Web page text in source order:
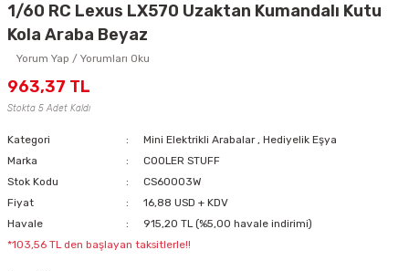
1/60 RC Lexus LX570 Uzaktan Kumandalı Kutu
Kola Araba Beyaz
Yorum Yap / Yorumları Oku
963,37 TL
Stokta 5 Adet Kaldı
Kategori Mini Elektrikli Arabalar , Hediyelik Eşya
Marka
COOLER STUFF
Stok Kodu
CS60003W
Fiyat
16,88 USD + KDV
Havale
915,20 TL (%5,00 havale indirimi)
*103,56 TL den başlayan taksitlerle!!